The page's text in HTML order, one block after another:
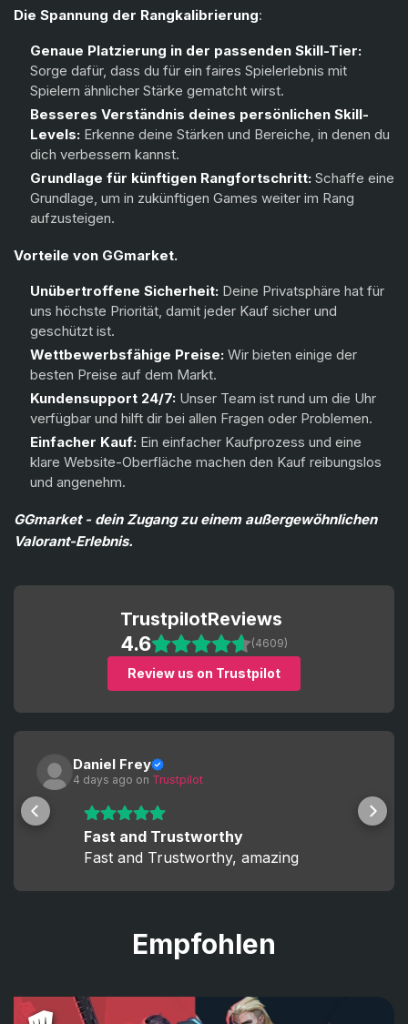
Gekko(+15%)
Deadlock (+15%)
Iso(+15%)
Clove (+15%)
Die Spannung der Rangkalibrierung:
Genaue Platzierung in der passenden Skill-Tier:
Sorge dafür, dass du für ein faires Spielerlebnis mit
Spielern ähnlicher Stärke gematcht wirst.
Besseres Verständnis deines persönlichen Skill-
Levels: Erkenne deine Stärken und Bereiche, in denen du
dich verbessern kannst.
Grundlage für künftigen Rangfortschritt: Schaffe eine
Grundlage, um in zukünftigen Games weiter im Rang
aufzusteigen.
Vorteile von GGmarket.
Unübertroffene Sicherheit: Deine Privatsphäre hat für
uns höchste Priorität, damit jeder Kauf sicher und
geschützt ist.
Wettbewerbsfähige Preise: Wir bieten einige der
besten Preise auf dem Markt.
Kundensupport 24/7: Unser Team ist rund um die Uhr
verfügbar und hilft dir bei allen Fragen oder Problemen.
Einfacher Kauf: Ein einfacher Kaufprozess und eine
klare Website-Oberfläche machen den Kauf reibungslos
und angenehm.
GGmarket - dein Zugang zu einem außergewöhnlichen
Valorant-Erlebnis.
TrustpilotReviews
4.6 (4609)
Review us on Trustpilot
Daniel Frey
4 days ago on Trustpilot
Fast and Trustworthy
Fast and Trustworthy, amazing
Empfohlen